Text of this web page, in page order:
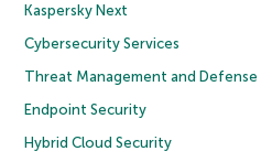
Kaspersky Next
Cybersecurity Services
Threat Management and Defense
Endpoint Security
Hybrid Cloud Security